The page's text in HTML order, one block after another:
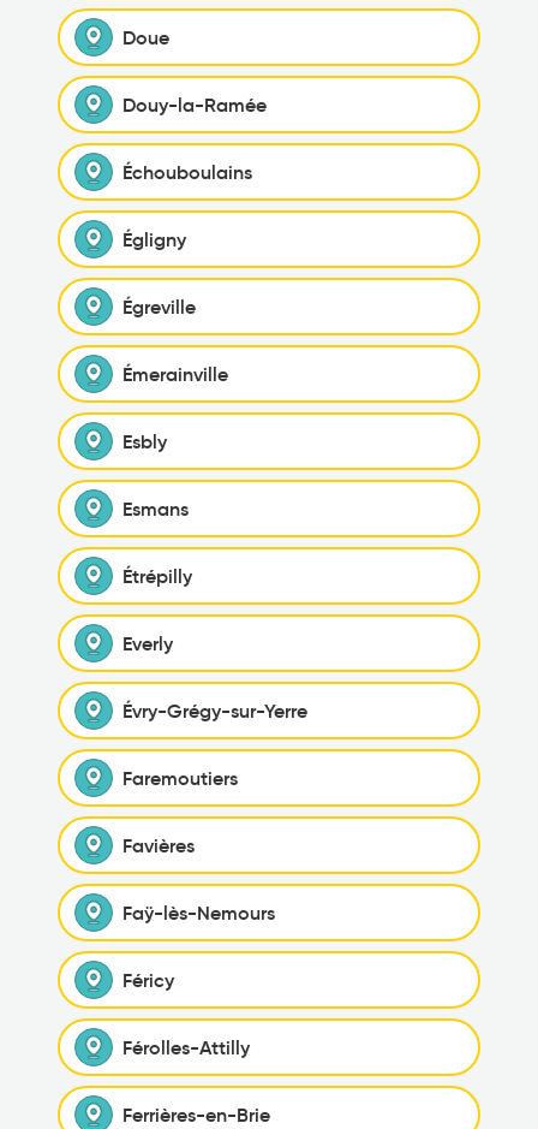
Doue
Douy-la-Ramée
Échouboulains
Égligny
Égreville
Émerainville
Esbly
Esmans
Étrépilly
Everly
Évry-Grégy-sur-Yerre
Faremoutiers
Favières
Faÿ-lès-Nemours
Féricy
Férolles-Attilly
Ferrières-en-Brie